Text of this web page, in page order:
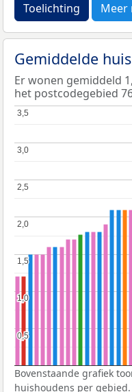
Toelichting Meer
Gemiddelde
Er wonen gemiddeld
het postcodegebied
0,5
0,5
1,0
1,0
1,5
1,5
2,0
2,0
2,5
2,5
3,0
3,0
3,5
3,5
Bovenstaande grafiek
huishoudens per